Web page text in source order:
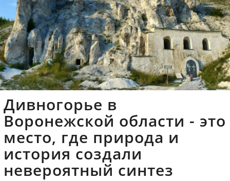
Дивногорье в
Воронежской области - это
место, где природа и
история создали
невероятный синтез